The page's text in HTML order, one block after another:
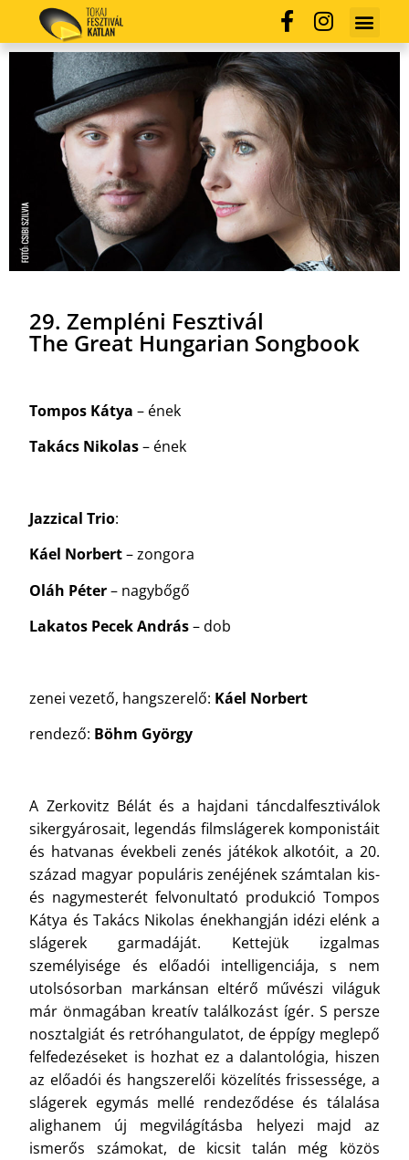
29. Zempléni Fesztivál
The Great Hungarian Songbook
Tompos Kátya – ének
Takács Nikolas– ének
Jazzical Trio:
Káel Norbert– zongora
Oláh Péter– nagybőgő
Lakatos Pecek András– dob
zenei vezető, hangszerelő: Káel Norbert
rendező: Böhm György
A Zerkovitz Bélát és a hajdani táncdalfesztiválok
sikergyárosait, legendás filmslágerek komponistáit
és hatvanas évekbeli zenés játékok alkotóit, a 20.
század magyar populáris zenéjének számtalan kis-
és nagymesterét felvonultató produkció Tompos
Kátya és Takács Nikolas énekhangján idézi elénk a
slágerek garmadáját. Kettejük izgalmas
személyisége és előadói intelligenciája, s nem
utolsósorban markánsan eltérő művészi világuk
már önmagában kreatív találkozást ígér. S persze
nosztalgiát és retróhangulatot, de éppígy meglepő
felfedezéseket is hozhat ez a dalantológia, hiszen
az előadói és hangszerelői közelítés frissessége, a
slágerek egymás mellé rendeződése és tálalása
alighanem új megvilágításba helyezi majd az
ismerős számokat, de kicsit talán még közös